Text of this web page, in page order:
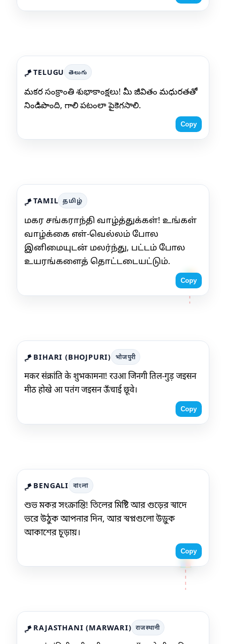
🪁TELUGU తెలుగు
మకర సంక్రాంతి శుభాకాంక్షలు! మీ జీవితం మధురతతో
నిండిపొంది, గాలి పటంలా పైకెగసాలి.
Copy
🪁TAMIL தமிழ்
மகர சங்கராந்தி வாழ்த்துக்கள்! உங்கள்
வாழ்க்கை எள்-வெல்லம் போல
இனிமையுடன் மலர்ந்து, பட்டம் போல
உயரங்களைத் தொட்டடையட்டும்.
Copy
🪁 BIHARI (BHOJPURI) भोजपुरी
मकर संक्रांति के शुभकामना! रउआ जिनगी तिल-गुड़ जइसन
मीठ होखे आ पतंग जइसन ऊँचाई छूवे।
Copy
🪁 BENGALI বাংলা
শুভ মকর সংক্রান্তি! তিলের মিষ্টি আর গুড়ের স্বাদে
ভরে উঠুক আপনার দিন, আর স্বপ্নগুলো উড়ুক
আকাশের চূড়ায়।
Copy
🪁 RAJASTHANI (MARWARI) राजस्थानी